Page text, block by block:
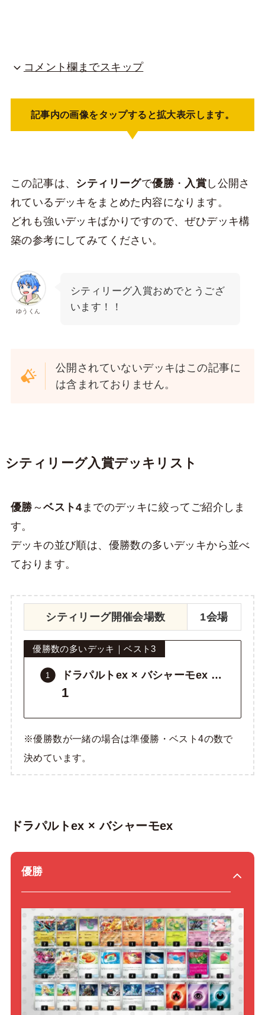
コメント欄までスキップ
記事内の画像をタップすると拡大表示します。
この記事は、 シティリーグで優勝・ 入賞 し公開さ
れているデッキをまとめた内容になります。
どれも強いデッキばかりですので、ぜひデッキ構
築の参考にしてみてください。
ゆうくん
シティリーグ入賞おめでとうござ
います！！
公開されていないデッキはこの記事に
は含まれておりません。
シティリーグ入賞デッキリスト
優勝 ～ベスト4 までのデッキに絞ってご紹介しま
す。
デッキの並び順は、優勝数の多いデッキから並べ
ております。
シティリーグ開催会場数 1会場
優勝数の多いデッキ｜ベスト3
ドラパルトex × バシャーモex …
1
※優勝数が一緒の場合は準優勝・ベスト4の数で
決めています。
ドラパルトex × バシャーモex
優勝